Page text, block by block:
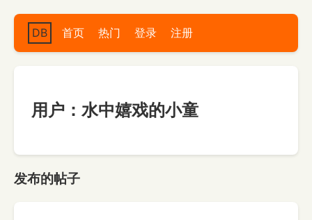
DB 首页 热门 登录 注册
用户：水中嬉戏的小童
发布的帖子